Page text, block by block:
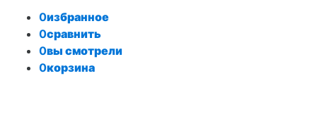
0избранное
0сравнить
0вы смотрели
0корзина